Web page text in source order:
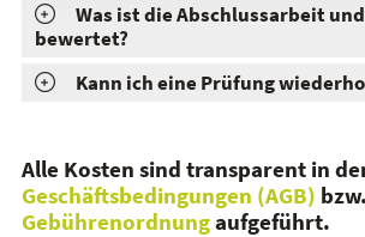
Was ist die Abschlussarbeit
bewertet?
Kann ich eine Prüfung
Alle Kosten sind transparent in
Geschäftsbedingungen (AGB)
Gebührenordnungaufgeführt.